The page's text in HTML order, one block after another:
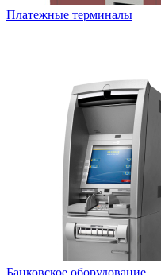
Платежные терминалы
Банковское оборудование